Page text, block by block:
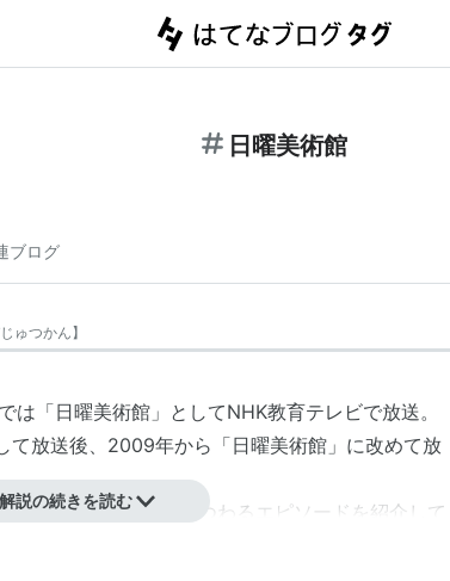
日曜美術館
ブログ
ゅつかん】
は「日曜美術館」としてNHK教育テレビで放送。
て放送後、2009年から「日曜美術館」に改めて放
てて、その絵画にまつわるエピソードを紹介して
解説の続きを読む